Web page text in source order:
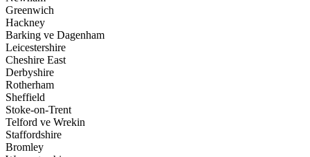
Greenwich
Hackney
Barking ve Dagenham
Leicestershire
Cheshire East
Derbyshire
Rotherham
Sheffield
Stoke-on-Trent
Telford ve Wrekin
Staffordshire
Bromley